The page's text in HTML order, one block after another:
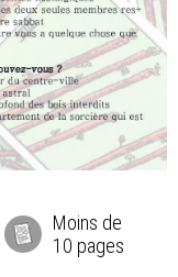
Moins de
10 pages